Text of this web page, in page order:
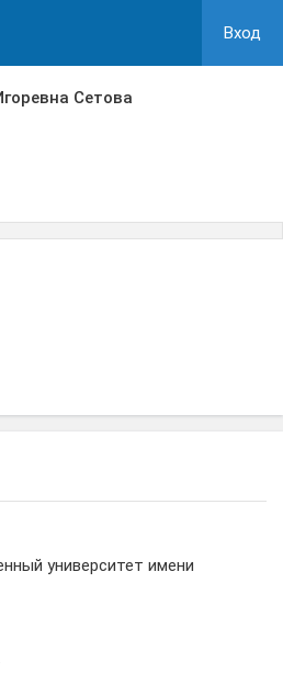
Вход
Сетова
университет имени